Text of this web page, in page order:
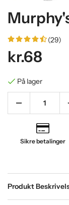
(29)
kr.68
På lager
Sikre betalinger
Produkt